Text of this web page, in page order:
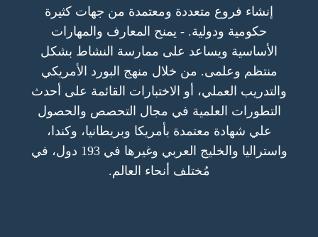
إنشاء فروع متعددة ومعتمدة من جهات كثيرة
حكومية ودولية. - يمنح المعارف والمهارات
الأساسية ويساعد على ممارسة النشاط بشكل
منتظم وعلمى. من خلال منهج البورد الأمريكي
والتدريب العملي، أو الاختبارات القائمة على أحدث
التطورات العلمية في مجال التحصص والحصول
علي شهادة معتمدة بأمريكا وبريطانيا، وكندا،
واستراليا والخليج العربي وغيرها في 193 دول، في
مُختلف أنحاء العالم.